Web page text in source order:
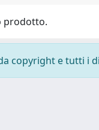
prodotto.
copyright e tutti i